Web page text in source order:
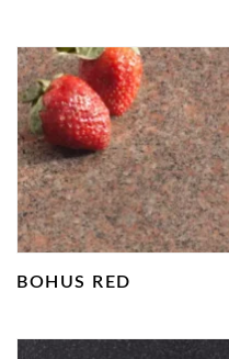
BOHUS RED